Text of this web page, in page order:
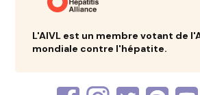
L'AIVL est un membre votant de
mondiale contre l'hépatite.